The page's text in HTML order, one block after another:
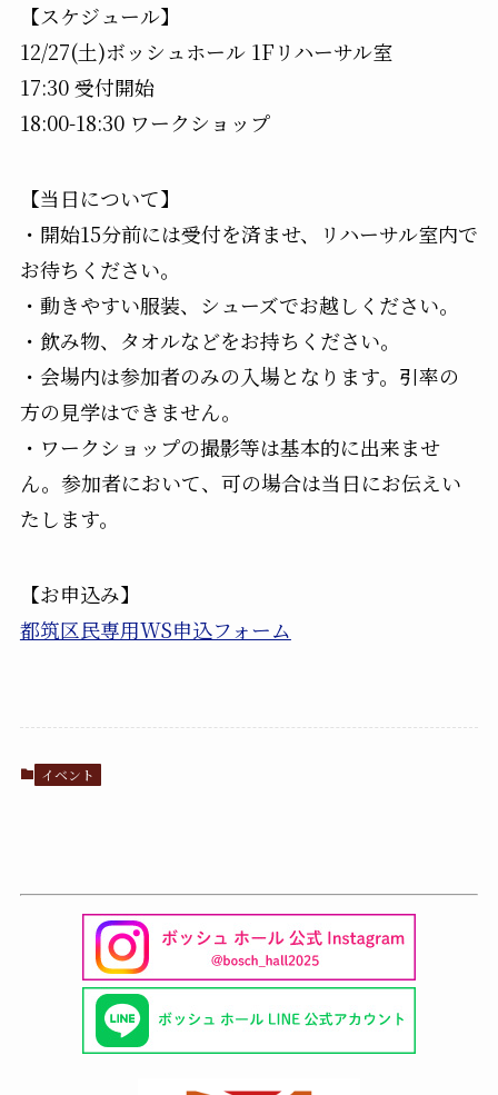
【スケジュール】
12/27(土)ボッシュホール 1Fリハーサル室
17:30 受付開始
18:00-18:30 ワークショップ
【当日について】
・開始15分前には受付を済ませ、リハーサル室内で
お待ちください。
・動きやすい服装、シューズでお越しください。
・飲み物、タオルなどをお持ちください。
・会場内は参加者のみの入場となります。引率の
方の見学はできません。
・ワークショップの撮影等は基本的に出来ませ
ん。参加者において、可の場合は当日にお伝えい
たします。
【お申込み】
都筑区民専用WS申込フォーム
イベント